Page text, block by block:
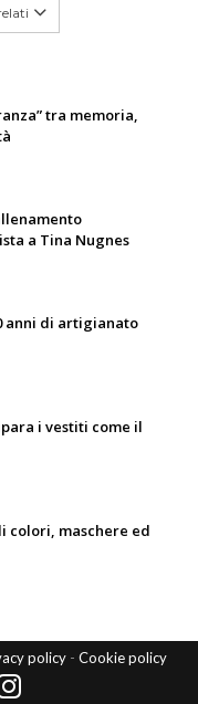
tra memoria,
a Tina Nugnes
anni di artigianato
i vestiti come il
colori, maschere ed
policy- Cookie policy